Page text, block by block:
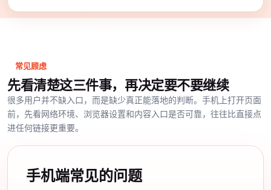
常见顾虑
先看清楚这三件事，再决定要不要继续
很多用户并不缺入口，而是缺少真正能落地的判断。手机上打开页面
前，先看网络环境、浏览器设置和内容入口是否可靠，往往比直接点
进任何链接更重要。
手机端常见的问题